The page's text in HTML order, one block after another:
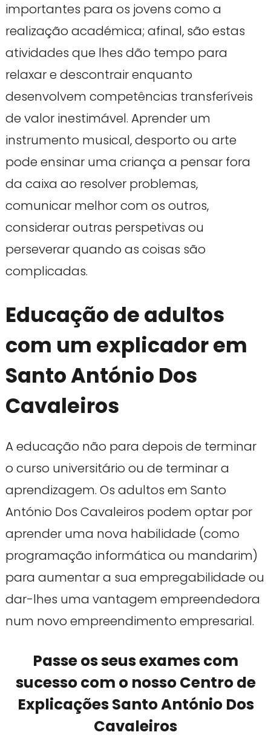
importantes para os jovens como a
realização académica; afinal, são estas
atividades que lhes dão tempo para
relaxar e descontrair enquanto
desenvolvem competências transferíveis
de valor inestimável. Aprender um
instrumento musical, desporto ou arte
pode ensinar uma criança a pensar fora
da caixa ao resolver problemas,
comunicar melhor com os outros,
considerar outras perspetivas ou
perseverar quando as coisas são
complicadas.
Educação de adultos
com um explicador em
Santo António Dos
Cavaleiros
A educação não para depois de terminar
o curso universitário ou de terminar a
aprendizagem. Os adultos em Santo
António Dos Cavaleiros podem optar por
aprender uma nova habilidade (como
programação informática ou mandarim)
para aumentar a sua empregabilidade ou
dar-lhes uma vantagem empreendedora
num novo empreendimento empresarial.
Passe os seus exames com
sucesso com o nosso Centro de
Explicações Santo António Dos
Cavaleiros